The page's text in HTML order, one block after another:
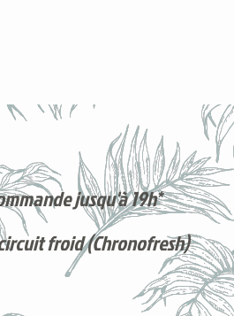
jusqu'à 19h*
froid (Chronofresh)